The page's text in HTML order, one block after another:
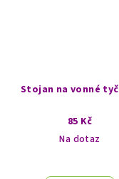
Stojan na vonné
85 Kč
Na dotaz